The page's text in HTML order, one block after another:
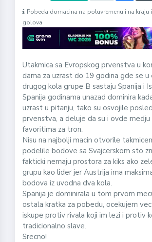
Pobeda domacina na poluvremenu i na kraju
golova
Utakmica sa Evropskog prvenstva u
dama za uzrast do 19 godina gde se u
drugog kola grupe B sastaju Spanija i
Spanija godinama unazad dominira
uzrast u pitanju, tako su osvojile
prvenstva, a deluje da su i ovde medju
favoritima za tron.
Nisu na najbolji macin otvorile
podelile bodove sa Svajcerskom sto
fakticki nemaju prostora za kiks ako
grupu kao lider jer Austrija ima
bodova iz uvodna dva kola.
Spanija je dominirala u tom prvom
ostala kratka za pobedu, ocekujem
iskupe protiv rivala koji im lezi i protiv
tradicionalno slave.
Srecno!